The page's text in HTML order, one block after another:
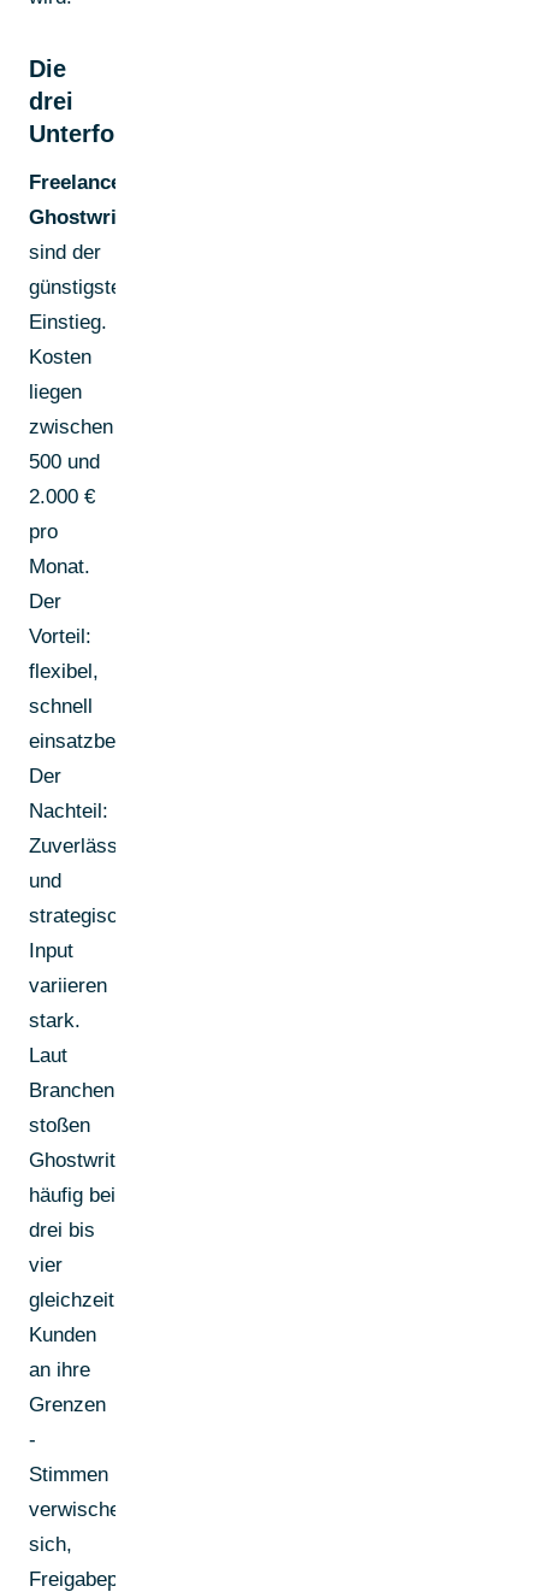
Die
drei
Unterformen
Freelance-
Ghostwriter
sind der
günstigste
Einstieg.
Kosten
liegen
zwischen
500 und
2.000 €
pro
Monat.
Der
Vorteil:
flexibel,
schnell
einsatzbereit.
Der
Nachteil:
Zuverlässigkeit
und
strategischer
Input
variieren
stark.
Laut
Branchenbeobachtungen
stoßen
Ghostwriter
häufig bei
drei bis
vier
gleichzeitigen
Kunden
an ihre
Grenzen
-
Stimmen
verwischen
sich,
Freigabeprozesse